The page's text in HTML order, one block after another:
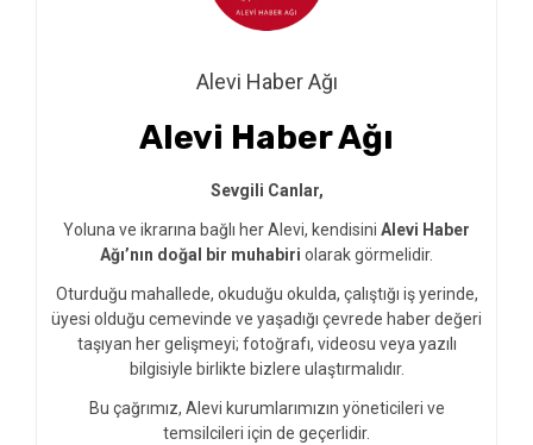
Alevi Haber Ağı
Alevi Haber Ağı
Sevgili Canlar,
Yoluna ve ikrarına bağlı her Alevi, kendisini Alevi Haber
Ağı’nın doğal bir muhabiri olarak görmelidir.
Oturduğu mahallede, okuduğu okulda, çalıştığı iş yerinde,
üyesi olduğu cemevinde ve yaşadığı çevrede haber değeri
taşıyan her gelişmeyi; fotoğrafı, videosu veya yazılı
bilgisiyle birlikte bizlere ulaştırmalıdır.
Bu çağrımız, Alevi kurumlarımızın yöneticileri ve
temsilcileri için de geçerlidir.